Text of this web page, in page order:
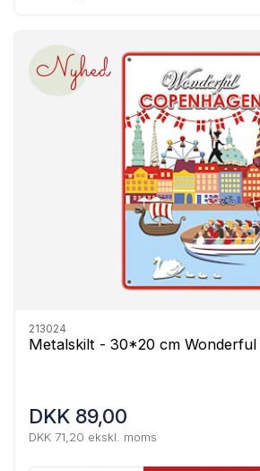
Nyhed
213024
Metalskilt - 30*20 cm Wonderful
DKK 89,00
DKK 71,20 ekskl. moms